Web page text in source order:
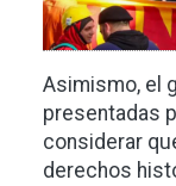
Asimismo, el
presentadas
considerar
derechos